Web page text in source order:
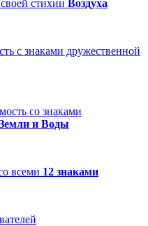
стихии Воздуха
с знаками дружественной
со знаками
и Воды
всеми 12 знаками